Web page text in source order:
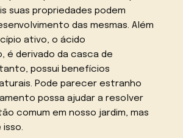
suas propriedades podem
das mesmas. Além
ativo, o ácido
é derivado da casca de
possui benefícios
Pode parecer estranho
possa ajudar a resolver
comum em nosso jardim, mas